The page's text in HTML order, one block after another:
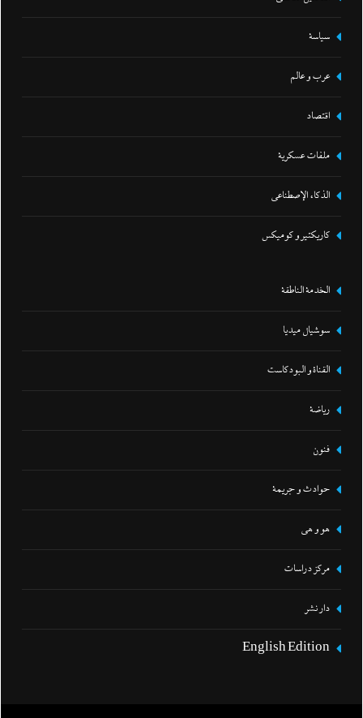
سياسة
عرب و عالم
اقتصاد
ملفات عسكرية
الذكاء الإصطناعي
كاريكتير و كوميكس
الخدمة الناطقة
سوشيال ميديا
القناة و البودكاست
رياضة
فنون
حوادث و جريمة
هو و هي
مركز دراسات
دار نشر
English Edition